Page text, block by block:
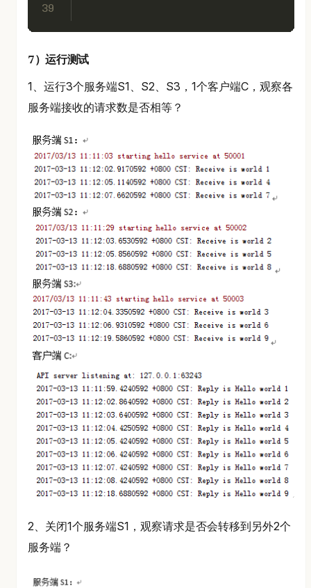
39
7）运行测试
1、运行3个服务端S1、S2、S3，1个客户端C，观察各
服务端接收的请求数是否相等？
2、关闭1个服务端S1，观察请求是否会转移到另外2个
服务端？